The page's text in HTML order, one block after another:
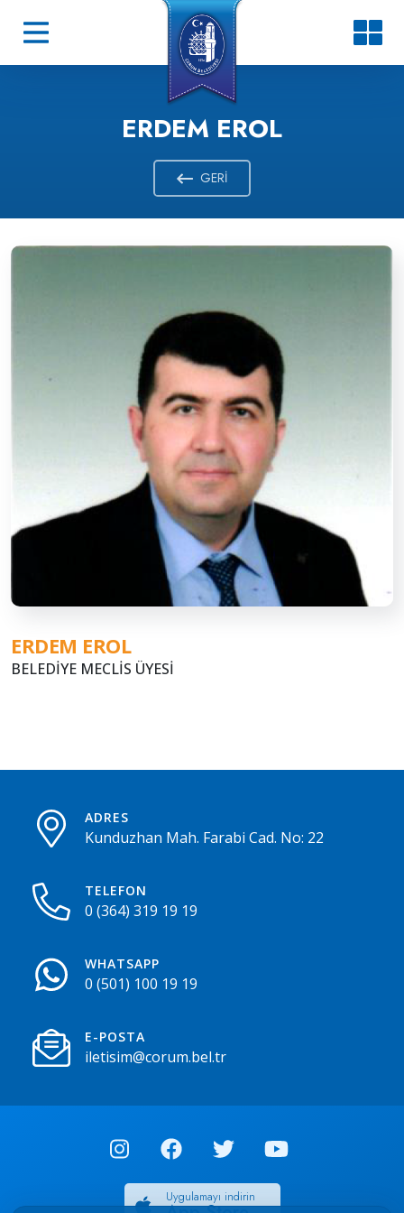
ERDEM EROL
GERI
ERDEM EROL
BELEDİYE MECLİS ÜYESİ
ADRES
Kunduzhan Mah. Farabi Cad. No: 22
TELEFON
0 (364) 319 19 19
WHATSAPP
0 (501) 100 19 19
E-POSTA
iletisim@corum.bel.tr
Uygulamayı indirin